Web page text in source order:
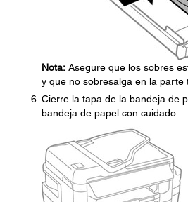
Nota: Asegure que los sobres
y que no sobresalga en la parte
Cierre la tapa de la bandeja de
bandeja de papel con cuidado.